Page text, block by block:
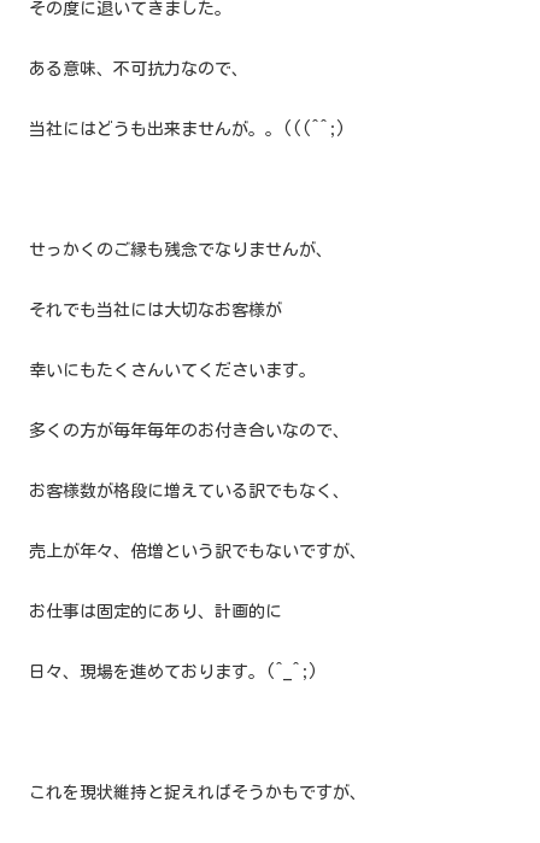
その度に退いてきました。
ある意味、不可抗力なので、
当社にはどうも出来ませんが。。(((^^;)
せっかくのご縁も残念でなりませんが、
それでも当社には大切なお客様が
幸いにもたくさんいてくださいます。
多くの方が毎年毎年のお付き合いなので、
お客様数が格段に増えている訳でもなく、
売上が年々、倍増という訳でもないですが、
お仕事は固定的にあり、計画的に
日々、現場を進めております。(^_^;)
これを現状維持と捉えればそうかもですが、